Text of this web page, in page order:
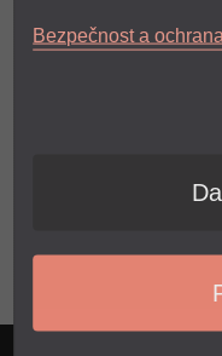
★
Tyto stránky jsou chráněny
Bezpečnost a